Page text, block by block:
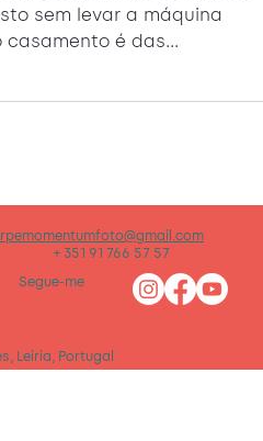
sem levar a máquina
é das...
+ 351 91 766 57 57
Leiria, Portugal
Segue-me